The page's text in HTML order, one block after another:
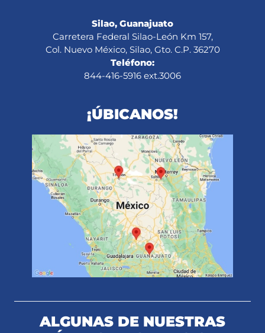
Silao, Guanajuato
Carretera Federal Silao-León Km 157,
Col. Nuevo México, Silao, Gto. C.P. 36270
Teléfono:
844-416-5916 ext.3006
¡ÚBICANOS!
ALGUNAS DE NUESTRAS